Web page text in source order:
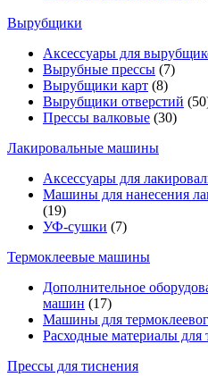
Вырубщики
Аксессуары для
Вырубные прессы (7)
Вырубщики карт (8)
Вырубщики отверстий
Прессы валковые (30)
Лакировальные машины
Аксессуары для
Машины для нанесения
(19)
УФ-сушки (7)
Термоклеевые машины
Дополнительное
машин (17)
Машины для
Расходные материалы
Прессы для тиснения